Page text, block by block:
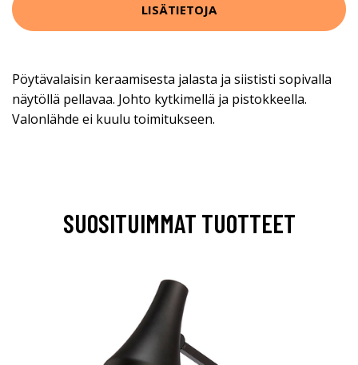
LISÄTIETOJA
Pöytävalaisin keraamisesta jalasta ja siististi sopivalla
näytöllä pellavaa. Johto kytkimellä ja pistokkeella.
Valonlähde ei kuulu toimitukseen.
SUOSITUIMMAT TUOTTEET